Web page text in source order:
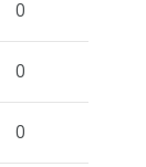
0
0
0